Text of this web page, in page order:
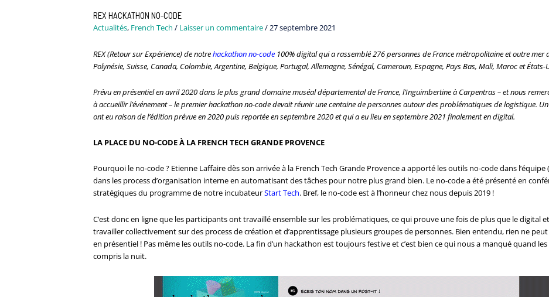
REX HACKATHON NO-CODE
Actualités, French Tech / Laisser un commentaire/27 septembre 2021
REX (Retour sur Expérience) de notrehackathon no-code 100% digital qui a rassemblé 276 personnes de France métropolitaine et outre mer
Polynésie, Suisse, Canada, Colombie, Argentine, Belgique, Portugal, Allemagne, Sénégal, Cameroun, Espagne, Pays Bas, Mali, Maroc et
Prévu en présentiel en avril 2020 dans le plus grand domaine muséal départemental de France, l’Inguimbertine à Carpentras – et nous
à accueillir l’événement – le premier hackathon no-code devait réunir une centaine de personnesautour des problématiques de logistique.
ont eu raison de l’édition prévue en 2020 puis reportée en septembre 2020 et qui a eu lieu en septembre 2021 finalement en digital.
LA PLACE DU NO-CODE À LA FRENCH TECH GRANDE PROVENCE
Pourquoi le no-code ? Etienne Laffaire dès son arrivée à la French Tech Grande Provence a apporté les outils no-code dans
dans les process d’organisation interne en automatisant des tâches pour notre plus grand bien. Le no-code a été présenté en
stratégiques du programme de notre incubateurStart Tech. Bref, le no-code est à l’honneur chez nous depuis 2019 !
C’est donc en ligne que les participants ont travaillé ensemble sur les problématiques, ce qui prouve une fois de plus que le digital
travailler collectivement sur des process de création et d’apprentissage plusieurs groupes de personnes. Bien entendu, rien ne
en présentiel ! Pas même les outils no-code. La fin d’un hackathon est toujours festive et c’est bien ce qui nous a manqué quand
compris la nuit.